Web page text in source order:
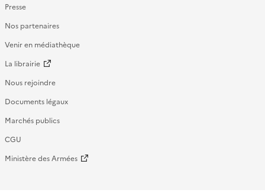
Presse
Nos partenaires
Venir en médiathèque
La librairie
Nous rejoindre
Documents légaux
Marchés publics
CGU
Ministère des Armées